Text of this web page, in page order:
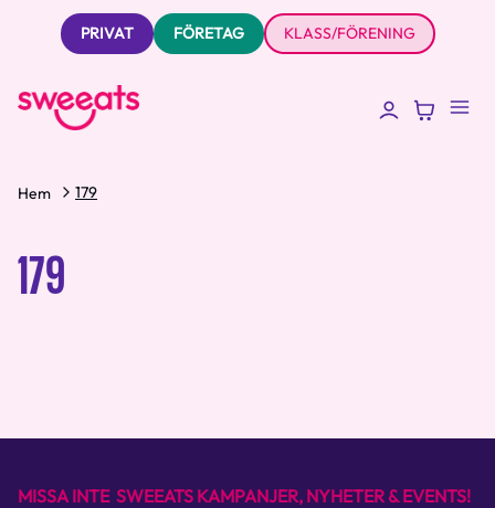
PRIVAT FÖRETAG KLASS/FÖRENING
Hem 179
179
MISSA INTE SWEEATS KAMPANJER, NYHETER & EVENTS!